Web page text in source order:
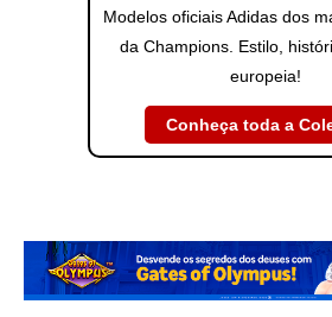
Modelos oficiais Adidas dos
da Champions. Estilo,
europeia!
Conheça toda a